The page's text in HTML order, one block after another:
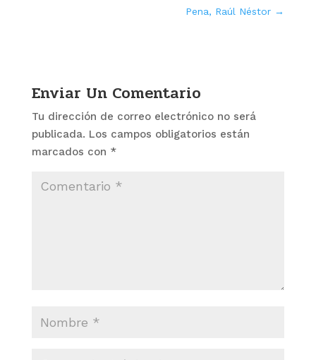
Pena, Raúl Néstor →
Enviar Un Comentario
Tu dirección de correo electrónico no será
publicada. Los campos obligatorios están
marcados con *